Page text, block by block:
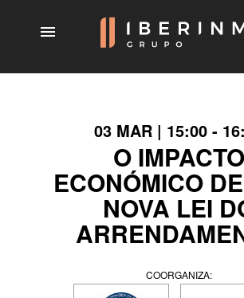
menu
03 MAR | 15:00 -
O IMPACTO
ECONÓMICO
NOVA LEI
COORGANIZA: